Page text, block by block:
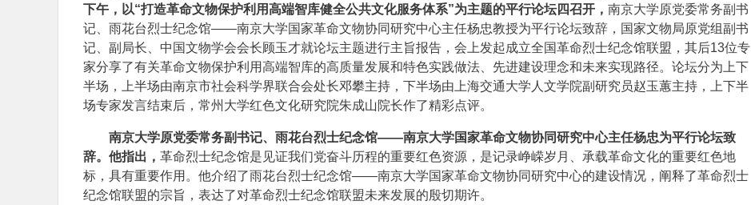
下午，以“打造革命文物保护利用高端智库健全公共文化服务体系”为主题的平行论坛四召开， 南京大学原党委常务副书
记、雨花台烈士纪念馆——南京大学国家革命文物协同研究中心主任杨忠教授为平行论坛致辞，国家文物局原党组副书
记、副局长、中国文物学会会长顾玉才就论坛主题进行主旨报告，会上发起成立全国革命烈士纪念馆联盟，其后13位专
家分享了有关革命文物保护利用高端智库的高质量发展和特色实践做法、先进建设理念和未来实现路径。论坛分为上下
半场，上半场由南京市社会科学界联合会处长邓攀主持，下半场由上海交通大学人文学院副研究员赵玉蕙主持，上下半
场专家发言结束后，常州大学红色文化研究院朱成山院长作了精彩点评。
南京大学原党委常务副书记、雨花台烈士纪念馆——南京大学国家革命文物协同研究中心主任杨忠为平行论坛致
辞。他指出， 革命烈士纪念馆是见证我们党奋斗历程的重要红色资源，是记录峥嵘岁月、承载革命文化的重要红色地
标，具有重要作用。他介绍了雨花台烈士纪念馆——南京大学国家革命文物协同研究中心的建设情况，阐释了革命烈士
纪念馆联盟的宗旨，表达了对革命烈士纪念馆联盟未来发展的殷切期许。